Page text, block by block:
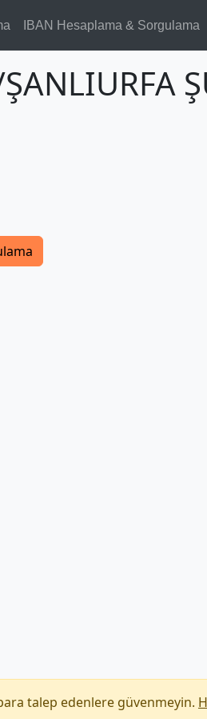
IBAN Hesaplama & Sorgulama
talep edenlere güvenmeyin.